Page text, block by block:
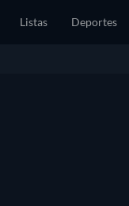
Listas Deportes